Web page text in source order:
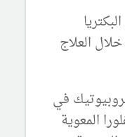
العلاج
في
المعوية